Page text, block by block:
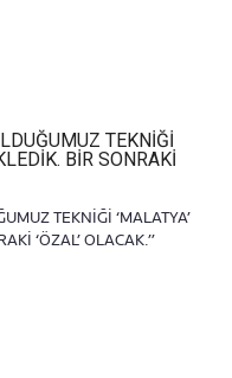
TEKNİĞİ ‘MALATYA’
‘ÖZAL’ OLACAK.”